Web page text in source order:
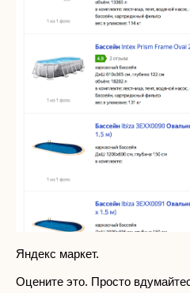
Яндекс маркет.
Оцените это. Просто